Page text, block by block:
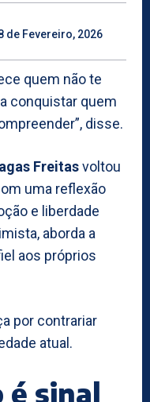
de Fevereiro, 2026
quem não te
conquistar quem
disse.
Freitasvoltou
uma reflexão
e liberdade
aborda a
aos próprios
por contrariar
atual.
é sinal